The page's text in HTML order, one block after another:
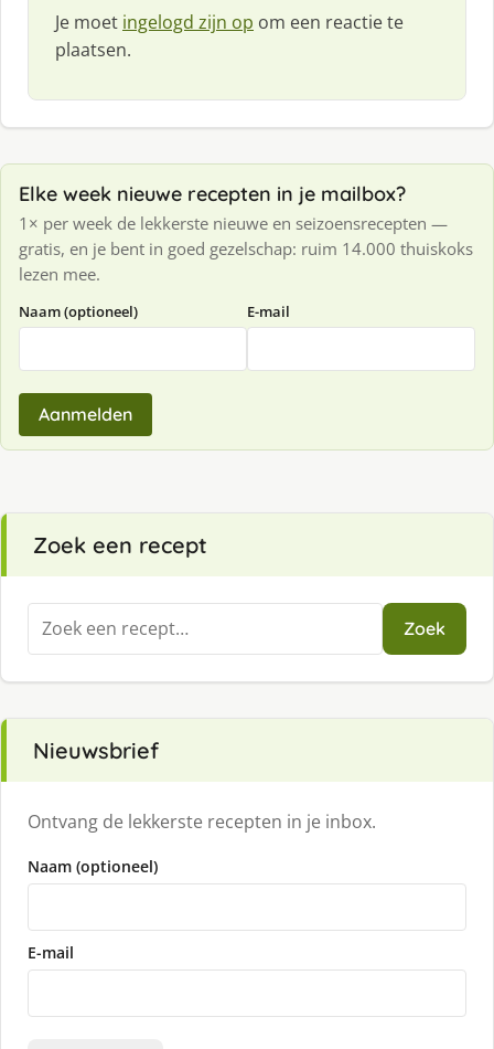
Je moet ingelogd zijn op om een reactie te
plaatsen.
Elke week nieuwe recepten in je mailbox?
1× per week de lekkerste nieuwe en seizoensrecepten —
gratis, en je bent in goed gezelschap: ruim 14.000 thuiskoks
lezen mee.
Naam (optioneel) E-mail
Aanmelden
Zoek een recept
Zoeken
naar:
Zoek
Nieuwsbrief
Ontvang de lekkerste recepten in je inbox.
Naam (optioneel)
E-mail